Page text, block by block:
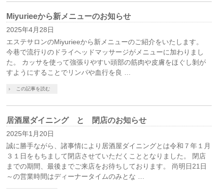
Miyurieeから新メニューのお知らせ
2025年4月28日
エステサロンのMiyurieeから新メニューのご紹介をいたします。
今巷で流行りのドライヘッドマッサージがメニューに加わりまし
た。 カッサを使って強張りやすい頭部の筋肉や皮膚をほぐし剝が
すようにすることでリンパや血行を良 …
この記事を読む
居酒屋ダイニング と 閉店のお知らせ
2025年1月20日
誠に勝手ながら、諸事情により居酒屋ダイニングとは令和７年１月
３１日をもちまして閉店させていただくこととなりました。 閉店
までの期間、最後までご来店をお待ちしております。 尚明日21日
～の営業時間はディーナータイムのみとな …